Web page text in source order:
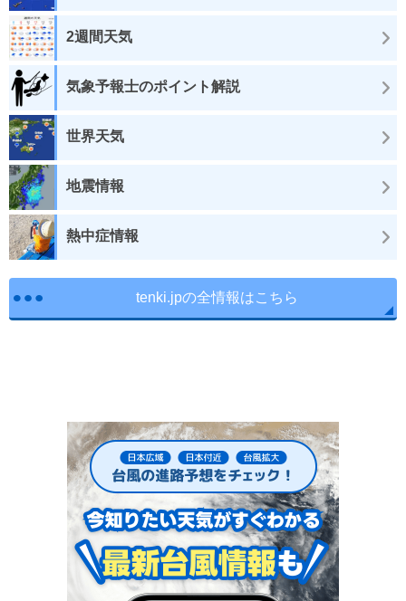
2週間天気
気象予報士のポイント解説
世界天気
地震情報
熱中症情報
tenki.jpの全情報はこちら